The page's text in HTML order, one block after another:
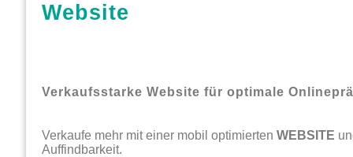
Website
Verkaufsstarke Website für optimale
Verkaufe mehr mit einer mobil optimierten WEBSITE
Auffindbarkeit.